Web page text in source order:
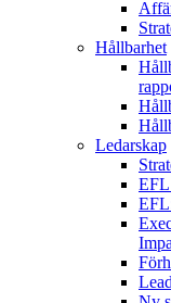
Hållbarhet
Ledarskap
EFL